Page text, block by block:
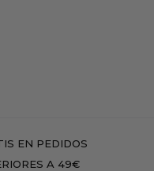
EN PEDIDOS
A 49€